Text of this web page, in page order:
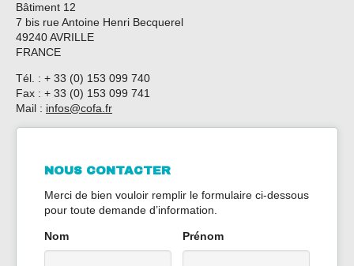
FICHES EXPLICATIVES
COFA
MON DEVIS
RECHERCHE
ENGLISH
ESPAÑOL
NOUS CONTACTER
Bâtiment 12
7 bis rue Antoine Henri Becquerel
49240 AVRILLE
FRANCE
Tél. : + 33 (0) 153 099 740
Fax : + 33 (0) 153 099 741
Mail : infos@cofa.fr
NOUS CONTACTER
Merci de bien vouloir remplir le formulaire ci-dessous
pour toute demande d’information.
Nom Prénom